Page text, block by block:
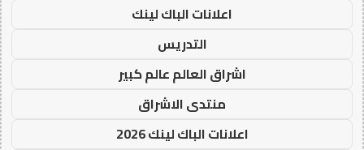
اعلانات الباك لينك
التدريس
اشراق العالم عالم كبير
منتدى الاشراق
اعلانات الباك لينك 2026